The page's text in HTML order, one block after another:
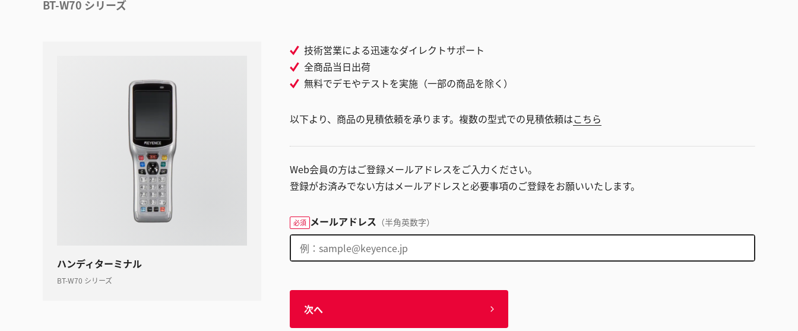
BT-W70 シリーズ
ハンディターミナル
BT-W70 シリーズ
技術営業による迅速なダイレクトサポート
全商品当日出荷
無料でデモやテストを実施（一部の商品を除く）
以下より、商品の見積依頼を承ります。複数の型式での見積依頼はこちら
Web会員の方はご登録メールアドレスをご入力ください。
登録がお済みでない方はメールアドレスと必要事項のご登録をお願いいたします。
必須 メールアドレス （半角英数字）
次へ